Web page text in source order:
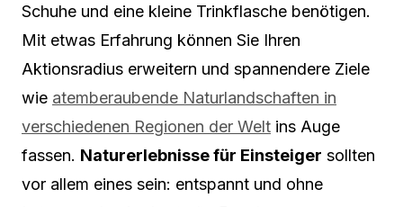
Schuhe und eine kleine Trinkflasche benötigen.
Mit etwas Erfahrung können Sie Ihren
Aktionsradius erweitern und spannendere Ziele
wie atemberaubende Naturlandschaften in
verschiedenen Regionen der Welt ins Auge
fassen. Naturerlebnisse für Einsteiger sollten
vor allem eines sein: entspannt und ohne